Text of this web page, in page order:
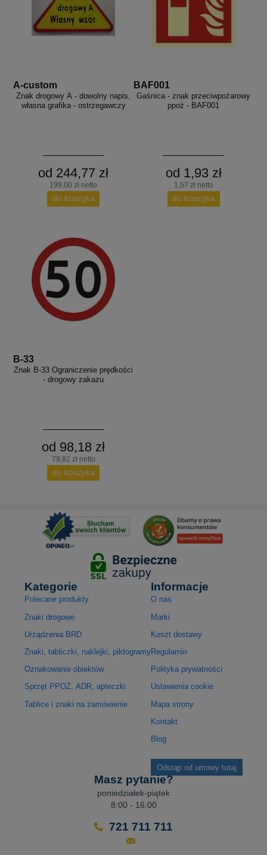
A-custom
Znak drogowy A - dowolny napis,
własna grafika - ostrzegawczy
od 244,77 zł
199,00 zł netto
do koszyka
BAF001
Gaśnica - znak przeciwpożarowy
ppoż - BAF001
od 1,93 zł
1,57 zł netto
do koszyka
B-33
Znak B-33 Ograniczenie prędkości
- drogowy zakazu
od 98,18 zł
79,82 zł netto
do koszyka
Kategorie
Polecane produkty
Znaki drogowe
Urządzenia BRD
Znaki, tabliczki, naklejki, piktogramy
Oznakowanie obiektów
Sprzęt PPOŻ, ADR, apteczki
Tablice i znaki na zamówienie
Informacje
O nas
Marki
Koszt dostawy
Regulamin
Polityka prywatności
Ustawienia cookie
Mapa strony
Kontakt
Blog
Odstąp od umowy tutaj
Masz pytanie?
poniedziałek-piątek
8:00 - 16:00
721 711 711